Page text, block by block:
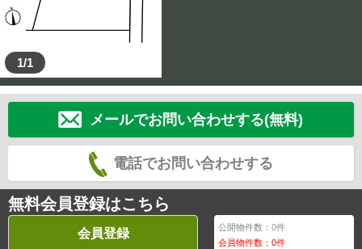
1/1
メールでお問い合わせする(無料)
電話でお問い合わせする
無料会員登録はこちら
会員登録 公開物件数：0件
会員物件数：0件